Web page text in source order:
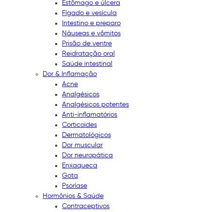
Estômago e úlcera
Fígado e vesícula
Intestino e preparo
Náuseas e vômitos
Prisão de ventre
Reidratação oral
Saúde intestinal
Dor & Inflamação
Acne
Analgésicos
Analgésicos potentes
Anti-inflamatórios
Corticoides
Dermatológicos
Dor muscular
Dor neuropática
Enxaqueca
Gota
Psoríase
Hormônios & Saúde
Contraceptivos